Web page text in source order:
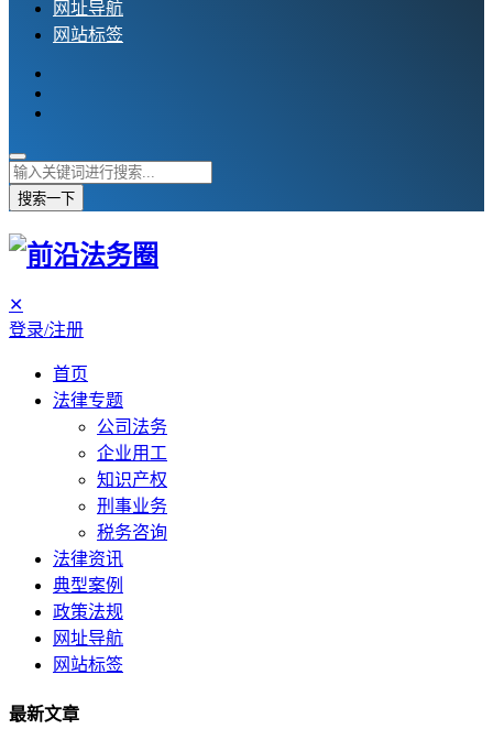
网址导航
网站标签
搜索一下
✕
登录/注册
首页
法律专题
公司法务
企业用工
知识产权
刑事业务
税务咨询
法律资讯
典型案例
政策法规
网址导航
网站标签
最新文章